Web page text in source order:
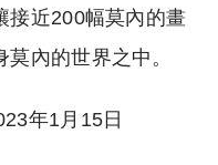
接近200幅莫內的畫
內的世界之中。
年1月15日